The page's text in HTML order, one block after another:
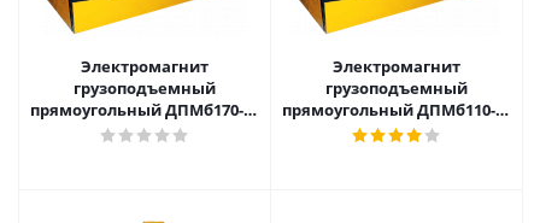
Электромагнит
грузоподъемный
прямоугольный ДПМб170-70
для перегрузки слябов,
Электромагнит
грузоподъемный
прямоугольный ДПМб110-78
для перегрузки слябов,